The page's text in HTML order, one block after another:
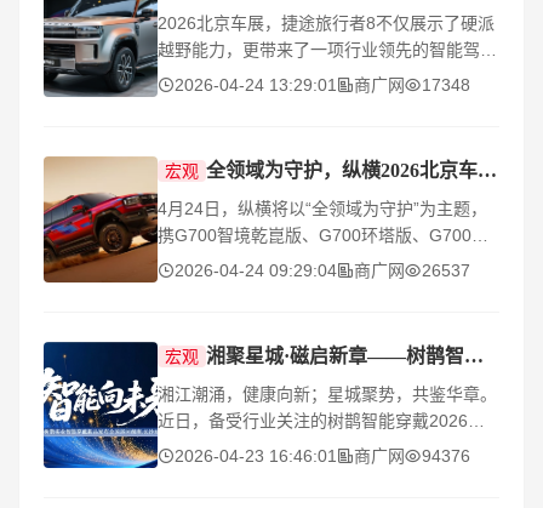
2026北京车展，捷途旅行者8不仅展示了硬派
越野能力，更带来了一项行业领先的智能驾驶
技术——越野NOA领航辅助系统。传统
2026-04-24 13:29:01 商广网 17348
宏观 全领域为守护，纵横2026北京车展亮点抢先看
4月24日，纵横将以“全领域为守护”为主题，
携G700智境乾崑版、G700环塔版、G700顶
火鸣镝版三款在售车型以及F700等六大全球
2026-04-24 09:29:04 商广网 26537
宏观 湘聚星城·磁启新章——树鹊智能穿戴2026长沙新品发布会
湘江潮涌，健康向新；星城聚势，共鉴华章。
近日，备受行业关注的树鹊智能穿戴2026新
品发布会在长沙隆重举行。本次发布会以“科
2026-04-23 16:46:01 商广网 94376